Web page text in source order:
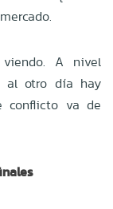
viendo. A nivel
al otro día hay
conflicto va de